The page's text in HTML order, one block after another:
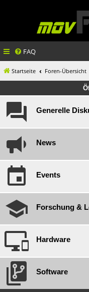
FAQ
Startseite Foren-Übersicht
Generelle
News
Events
Forschung &
Hardware
Software